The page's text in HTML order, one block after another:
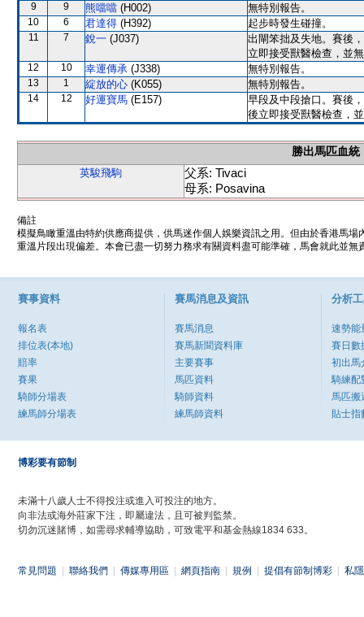
9 9 熊噹噹 (H002) 無特別報告。
10 6 君達得 (H392) 起步時發生碰撞。
11 7 銳一 (J037)
出閘笨拙及失地。賽後
立即接受獸醫檢查，並
12 10 幸運傳承 (J338) 無特別報告。
13 1 綻放的心 (K055) 無特別報告。
14 12 好運寶馬 (E157)
早段及中段搶口。賽後
後立即接受獸醫檢查，
勝出馬匹血統
英駿飛駒
父系: Tivaci
母系: Posavina
備註
模擬鳥瞰重溫由特約供應商提供，供馬迷作個人娛樂資訊之用。但由於香港馬
重溫片段出現偏差。本會已盡一切努力務求有關資料盡可能準確，馬會就此並
賽事資料
報名表
排位表(本地)
賠率
賽果
騎師分場表
練馬師分場表
賽馬消息及資訊
賽馬消息
賽馬新聞資料庫
主要賽事
馬匹資料
騎師資料
練馬師資料
分析
速勢能
賽日數
初出馬
騎練配
馬匹搬
貼士指
博彩要有節制
未滿十八歲人士不得投注或進入可投注的地方。
向非法或海外莊家下注，即屬違法，且可被判監禁。
切勿沉迷賭博，如需尋求輔導協助，可致電平和基金熱線1834 633。
常見問題 聯絡我們 傳媒專用區 網頁指南 規例 提倡有節制博彩 私